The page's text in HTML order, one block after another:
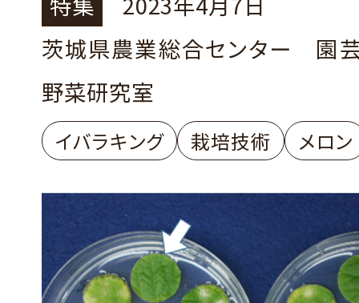
茨城県農業総合センター
野菜研究室
イバラキング 栽培技術 メロン